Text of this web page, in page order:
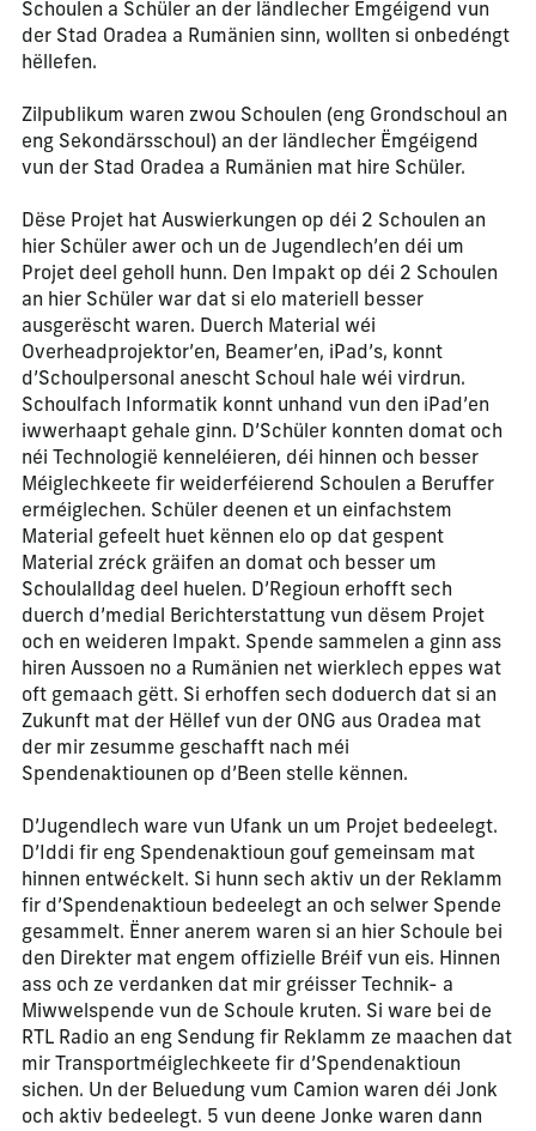
Schoulen a Schüler an der ländlecher Ëmgéigend vun
der Stad Oradea a Rumänien sinn, wollten si onbedéngt
hëllefen.
Zilpublikum waren zwou Schoulen (eng Grondschoul an
eng Sekondärsschoul) an der ländlecher Ëmgéigend
vun der Stad Oradea a Rumänien mat hire Schüler.
Dëse Projet hat Auswierkungen op déi 2 Schoulen an
hier Schüler awer och un de Jugendlech’en déi um
Projet deel geholl hunn. Den Impakt op déi 2 Schoulen
an hier Schüler war dat si elo materiell besser
ausgerëscht waren. Duerch Material wéi
Overheadprojektor’en, Beamer’en, iPad’s, konnt
d’Schoulpersonal anescht Schoul hale wéi virdrun.
Schoulfach Informatik konnt unhand vun den iPad’en
iwwerhaapt gehale ginn. D’Schüler konnten domat och
néi Technologië kenneléieren, déi hinnen och besser
Méiglechkeete fir weiderféierend Schoulen a Beruffer
erméiglechen. Schüler deenen et un einfachstem
Material gefeelt huet kënnen elo op dat gespent
Material zréck gräifen an domat och besser um
Schoulalldag deel huelen. D’Regioun erhofft sech
duerch d’medial Berichterstattung vun dësem Projet
och en weideren Impakt. Spende sammelen a ginn ass
hiren Aussoen no a Rumänien net wierklech eppes wat
oft gemaach gëtt. Si erhoffen sech doduerch dat si an
Zukunft mat der Hëllef vun der ONG aus Oradea mat
der mir zesumme geschafft nach méi
Spendenaktiounen op d’Been stelle kënnen.
D’Jugendlech ware vun Ufank un um Projet bedeelegt.
D’Iddi fir eng Spendenaktioun gouf gemeinsam mat
hinnen entwéckelt. Si hunn sech aktiv un der Reklamm
fir d’Spendenaktioun bedeelegt an och selwer Spende
gesammelt. Ënner anerem waren si an hier Schoule bei
den Direkter mat engem offizielle Bréif vun eis. Hinnen
ass och ze verdanken dat mir gréisser Technik- a
Miwwelspende vun de Schoule kruten. Si ware bei de
RTL Radio an eng Sendung fir Reklamm ze maachen dat
mir Transportméiglechkeete fir d’Spendenaktioun
sichen. Un der Beluedung vum Camion waren déi Jonk
och aktiv bedeelegt. 5 vun deene Jonke waren dann